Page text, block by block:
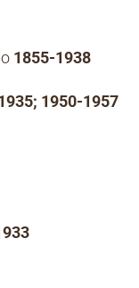
1855-1938
1950-1957